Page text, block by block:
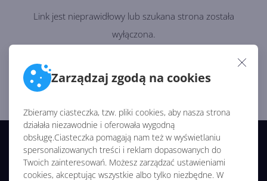
Zarządzaj zgodą na cookies
Zbieramy ciasteczka, tzw. pliki cookies, aby nasza strona
działała niezawodnie i oferowała wygodną
obsługę.Ciasteczka pomagają nam też w wyświetlaniu
spersonalizowanych treści i reklam dopasowanych do
Twoich zainteresowań. Możesz zarządzać ustawieniami
cookies, akceptując wszystkie albo tylko niezbędne. W
Link jest nieprawidłowy lub szukana strona została
wyłączona.
© 2026 CentrumXP/Onex Group
Wszelkie prawa zastrzeżone